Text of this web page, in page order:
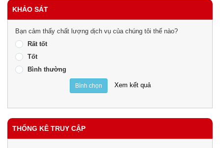
KHẢO SÁT
Bạn cảm thấy chất lượng dịch vụ của chúng tôi thế nào?
Rất tốt
Tốt
Bình thường
Bình chọn Xem kết quả
THỐNG KÊ TRUY CẬP